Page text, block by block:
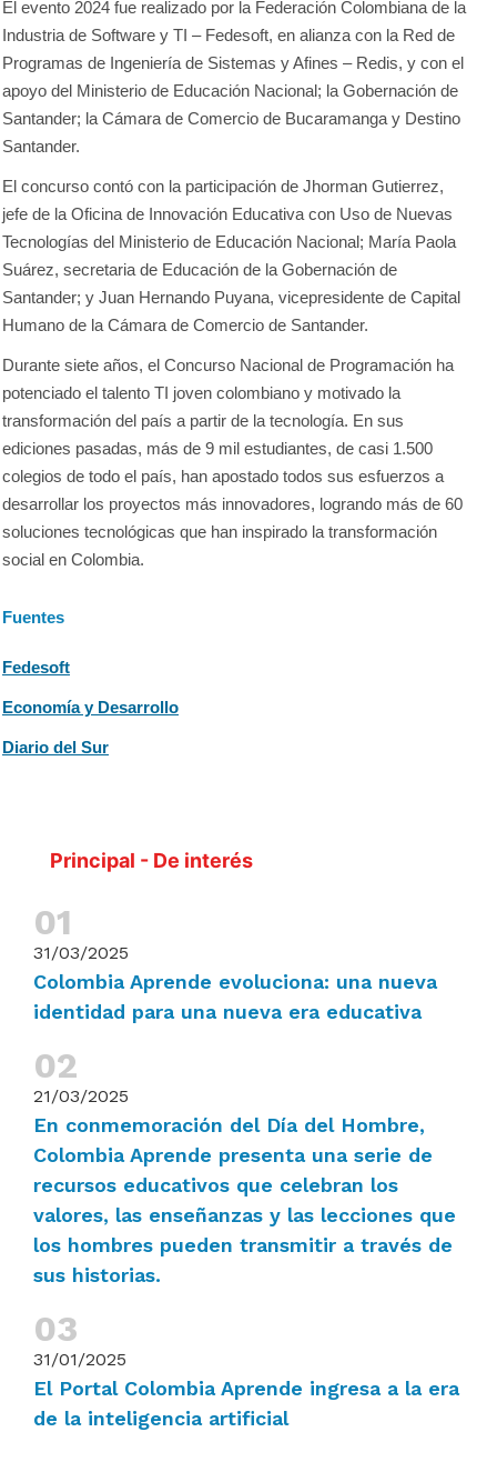
El evento 2024 fue realizado por la Federación Colombiana de la
Industria de Software y TI – Fedesoft, en alianza con la Red de
Programas de Ingeniería de Sistemas y Afines – Redis, y con el
apoyo del Ministerio de Educación Nacional; la Gobernación de
Santander; la Cámara de Comercio de Bucaramanga y Destino
Santander.
El concurso contó con la participación de Jhorman Gutierrez,
jefe de la Oficina de Innovación Educativa con Uso de Nuevas
Tecnologías del Ministerio de Educación Nacional; María Paola
Suárez, secretaria de Educación de la Gobernación de
Santander; y Juan Hernando Puyana, vicepresidente de Capital
Humano de la Cámara de Comercio de Santander.
Durante siete años, el Concurso Nacional de Programación ha
potenciado el talento TI joven colombiano y motivado la
transformación del país a partir de la tecnología. En sus
ediciones pasadas, más de 9 mil estudiantes, de casi 1.500
colegios de todo el país, han apostado todos sus esfuerzos a
desarrollar los proyectos más innovadores, logrando más de 60
soluciones tecnológicas que han inspirado la transformación
social en Colombia.
Fuentes
Fedesoft
Economía y Desarrollo
Diario del Sur
Principal - De interés
31/03/2025
Colombia Aprende evoluciona: una nueva
identidad para una nueva era educativa
21/03/2025
En conmemoración del Día del Hombre,
Colombia Aprende presenta una serie de
recursos educativos que celebran los
valores, las enseñanzas y las lecciones que
los hombres pueden transmitir a través de
sus historias.
31/01/2025
El Portal Colombia Aprende ingresa a la era
de la inteligencia artificial